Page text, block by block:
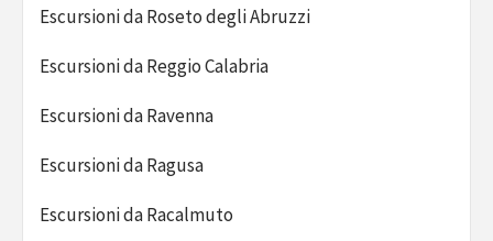
Escursioni da Roseto degli Abruzzi
Escursioni da Reggio Calabria
Escursioni da Ravenna
Escursioni da Ragusa
Escursioni da Racalmuto